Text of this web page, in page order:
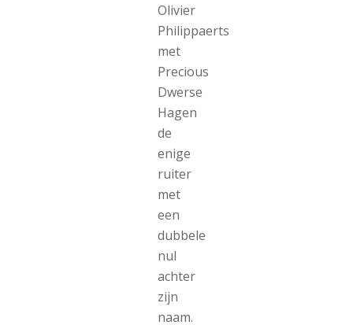
Olivier
Philippaerts
met
Precious
Dwerse
Hagen
de
enige
ruiter
met
een
dubbele
nul
achter
zijn
naam.